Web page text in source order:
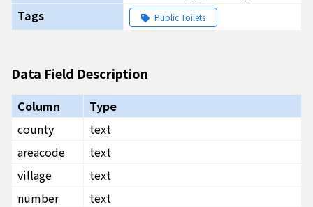
Tags
Public Toilets
Data Field Description
Column
Type
county
text
areacode
text
village
text
number
text